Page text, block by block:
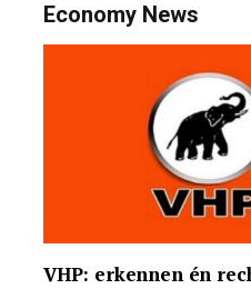
Economy News
VHP: erkennen én